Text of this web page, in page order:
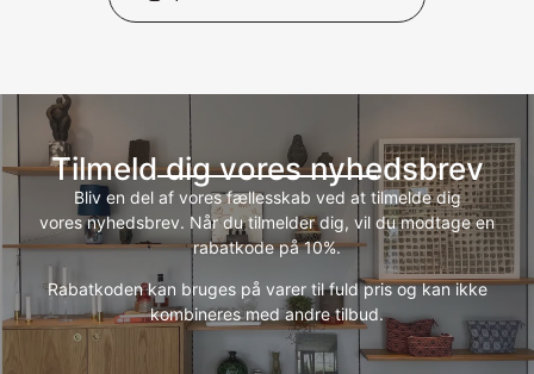
Tilmeld dig vores nyhedsbrev
Bliv en del af vores fællesskab ved at tilmelde dig
vores nyhedsbrev. Når du tilmelder dig, vil du modtage en
rabatkode på 10%.
Rabatkoden kan bruges på varer til fuld pris og kan ikke
kombineres med andre tilbud.